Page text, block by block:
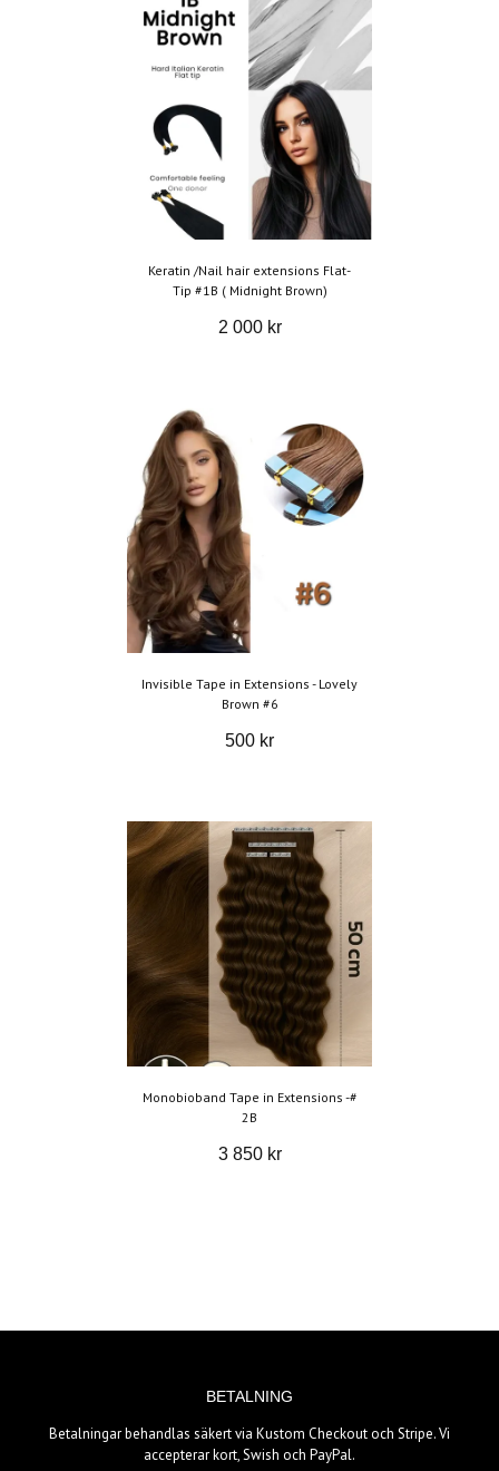
Keratin /Nail hair extensions Flat-
Tip #1B ( Midnight Brown)
2 000 kr
Invisible Tape in Extensions - Lovely
Brown #6
500 kr
Monobioband Tape in Extensions -#
2B
3 850 kr
BETALNING
Betalningar behandlas säkert via Kustom Checkout och Stripe. Vi
accepterar kort, Swish och PayPal.